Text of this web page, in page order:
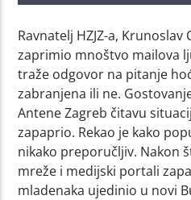
Ravnatelj HZJZ-a,
zaprimio mnoštvo mailova
traže odgovor na pitanje
zabranjena ili ne.
Antene Zagreb čitavu
zapaprio. Rekao je kako
nikako preporučljiv. Nakon
mreže i medijski portali
mladenaka ujedinio u novi